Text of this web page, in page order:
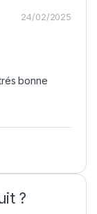
24/02/2025
bonne
?